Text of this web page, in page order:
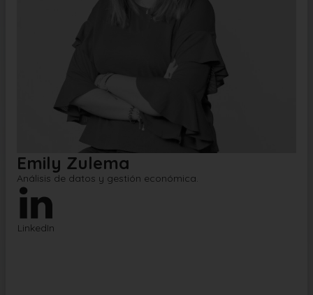
Emily Zulema
Análisis de datos y gestión económica
LinkedIn